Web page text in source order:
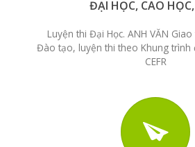
ĐẠI HỌC, CAO HỌC,
Luyện thi Đại Học. ANH VĂN
Đào tạo, luyện thi theo Khung trình
CEFR